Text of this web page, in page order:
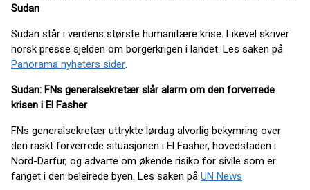
Sudan
Sudan står i verdens største humanitære krise. Likevel skriver
norsk presse sjelden om borgerkrigen i landet. Les saken på
Panorama nyheters sider.
Sudan: FNs generalsekretær slår alarm om den forverrede
krisen i El Fasher
FNs generalsekretær uttrykte lørdag alvorlig bekymring over
den raskt forverrede situasjonen i El Fasher, hovedstaden i
Nord-Darfur, og advarte om økende risiko for sivile som er
fanget i den beleirede byen. Les saken på UN News